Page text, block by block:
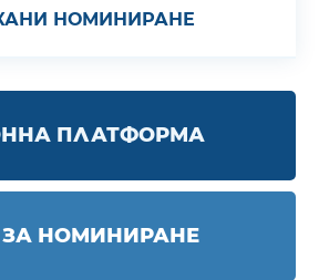
НОМИНИРАНЕ
ПЛАТФОРМА
НОМИНИРАНЕ